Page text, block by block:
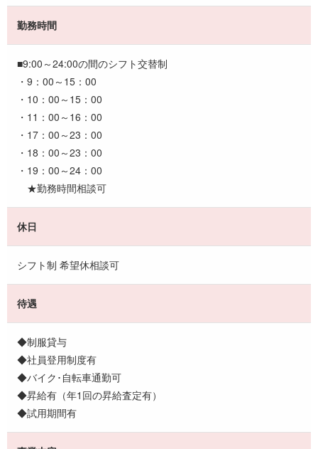
勤務時間
■9:00～24:00の間のシフト交替制
・9：00～15：00
・10：00～15：00
・11：00～16：00
・17：00～23：00
・18：00～23：00
・19：00～24：00
★勤務時間相談可
休日
シフト制 希望休相談可
待遇
◆制服貸与
◆社員登用制度有
◆バイク･自転車通勤可
◆昇給有（年1回の昇給査定有）
◆試用期間有